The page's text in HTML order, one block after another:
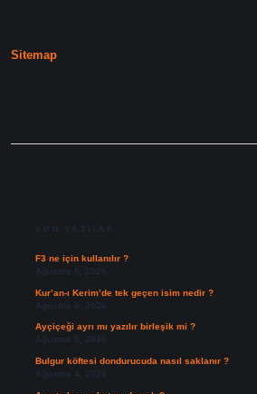
Sitemap
SON YAZILAR
F3 ne için kullanılır ?
Ağustos 6, 2026
Kur’an-ı Kerim’de tek geçen isim nedir ?
Ağustos 6, 2026
Ayçiçeği ayrı mı yazılır birleşik mi ?
Ağustos 5, 2026
Bulgur köftesi dondurucuda nasıl saklanır ?
Ağustos 4, 2026